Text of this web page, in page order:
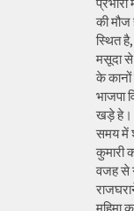
की मौज
स्थित
मसूदा से
के कानों
भाजपा
खड़े हे।
समय में
कुमारी
वजह से